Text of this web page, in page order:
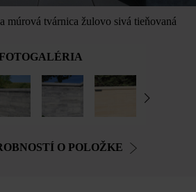
múrová tvárnica žulovo sivá tieňovaná
O POLOŽKE